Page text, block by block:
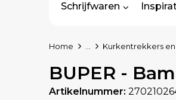
Schrijfwaren
Home Kurkentrekkers
BUPER -
Artikelnummer: